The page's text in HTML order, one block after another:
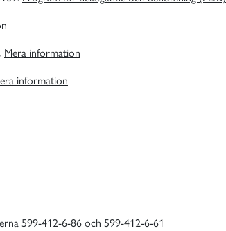
Mera information
information
599-412-6-86 och 599-412-6-61